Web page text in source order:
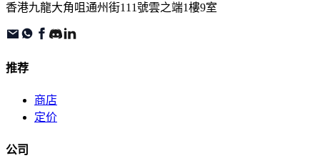
香港九龍大角咀通州街111號雲之端1樓9室
推荐
商店
定价
公司